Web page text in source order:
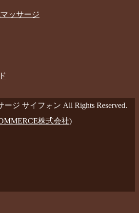
ッサージ
ジ サイフォン All Rights Reserved.
株式会社)